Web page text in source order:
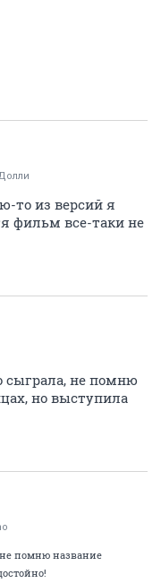
то из версий я
фильм все-таки не
не помню
но выступила
помню название